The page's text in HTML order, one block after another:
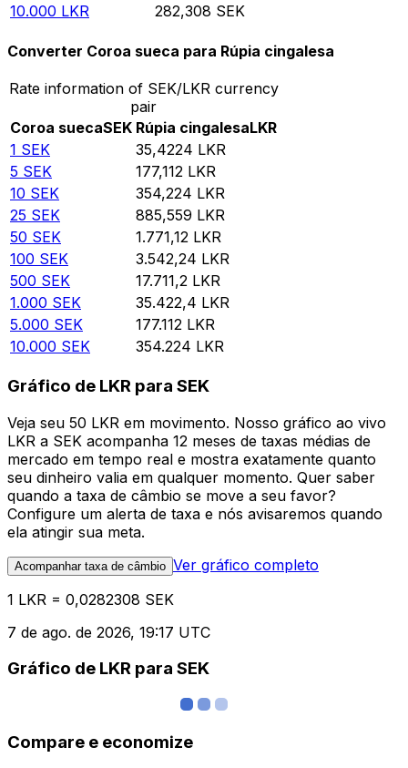
10.000 LKR 282,308 SEK
Converter Coroa sueca para Rúpia cingalesa
Rate information of SEK/LKR currency
pair
Coroa suecaSEK Rúpia cingalesaLKR
1 SEK 35,4224 LKR
5 SEK 177,112 LKR
10 SEK 354,224 LKR
25 SEK 885,559 LKR
50 SEK 1.771,12 LKR
100 SEK 3.542,24 LKR
500 SEK 17.711,2 LKR
1.000 SEK 35.422,4 LKR
5.000 SEK 177.112 LKR
10.000 SEK 354.224 LKR
Gráfico de LKR para SEK
Veja seu 50 LKR em movimento. Nosso gráfico ao vivo
LKR a SEK acompanha 12 meses de taxas médias de
mercado em tempo real e mostra exatamente quanto
seu dinheiro valia em qualquer momento. Quer saber
quando a taxa de câmbio se move a seu favor?
Configure um alerta de taxa e nós avisaremos quando
ela atingir sua meta.
Acompanhar taxa de câmbio Ver gráfico completo
1 LKR = 0,0282308 SEK
7 de ago. de 2026, 19:17 UTC
Gráfico de LKR para SEK
Compare e economize